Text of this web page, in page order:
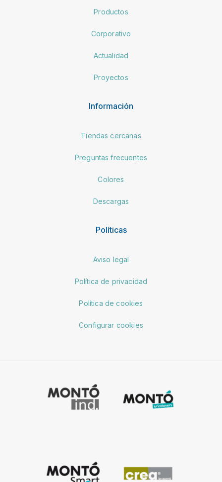
Productos
Corporativo
Actualidad
Proyectos
Información
Tiendas cercanas
Preguntas frecuentes
Colores
Descargas
Políticas
Aviso legal
Política de privacidad
Política de cookies
Configurar cookies